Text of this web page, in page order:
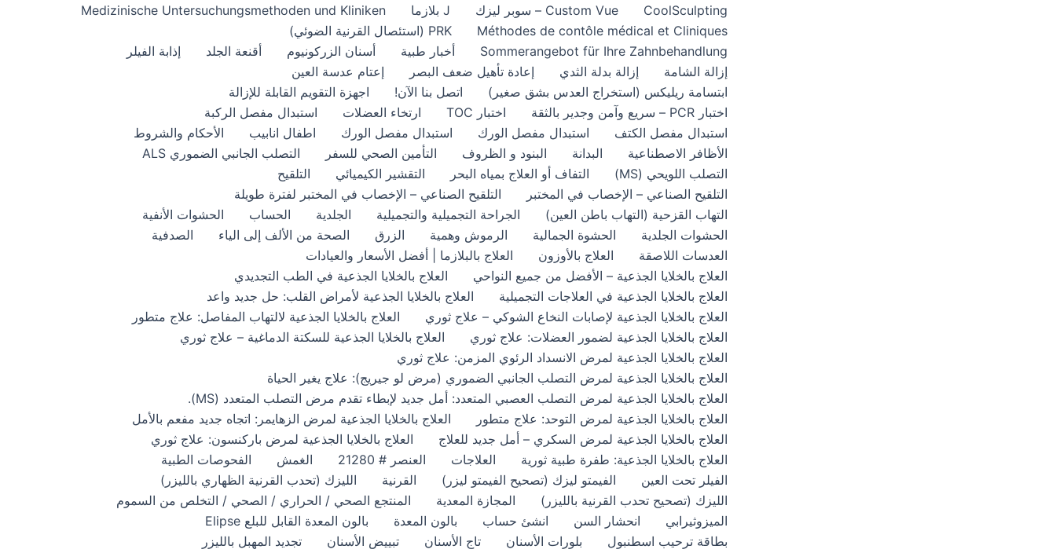
CoolSculpting Custom Vue – سوبر ليزك J بلازما
Medizinische Untersuchungsmethoden und Kliniken
Méthodes de contôle médical et Cliniques
PRK (استئصال القرنية الضوئي)
Sommerangebot für Ihre Zahnbehandlung
أخبار طبية أسنان الزركونيوم أقنعة الجلد
إذابة الفيلر
إزالة الشامة
إزالة بدلة الثدي إعادة تأهيل ضعف البصر
إعتام عدسة العين
ابتسامة ريليكس (استخراج العدس بشق صغير)
اتصل بنا الآن!
اجهزة التقويم القابلة للإزالة
اختبار PCR – سريع وآمن وجدير بالثقة
اختبار TOC ارتخاء العضلات
استبدال مفصل الركبة
استبدال مفصل الكتف
استبدال مفصل الورك استبدال مفصل الورك اطفال انابيب
الأحكام والشروط
الأظافر الاصطناعية
البدانة البنود و الظروف التأمين الصحي للسفر
التصلب الجانبي الضموري ALS
التصلب اللويحي (MS)
التفاف أو العلاج بمياه البحر التقشير الكيميائي
التلقيح
التلقيح الصناعي – الإخصاب في المختبر
التلقيح الصناعي – الإخصاب في المختبر لفترة طويلة
التهاب القزحية (التهاب باطن العين)
الجراحة التجميلية والتجميلية الجلدية الحساب
الحشوات الأنفية
الحشوات الجلدية
الحشوة الجمالية الرموش وهمية الزرق الصحة من الألف إلى الياء
الصدفية
العدسات اللاصقة
العلاج بالأوزون
العلاج بالبلازما | أفضل الأسعار والعيادات
العلاج بالخلايا الجذعية – الأفضل من جميع النواحي
العلاج بالخلايا الجذعية في الطب التجديدي
العلاج بالخلايا الجذعية في العلاجات التجميلية
العلاج بالخلايا الجذعية لأمراض القلب: حل جديد واعد
العلاج بالخلايا الجذعية لإصابات النخاع الشوكي – علاج ثوري
العلاج بالخلايا الجذعية لالتهاب المفاصل: علاج متطور
العلاج بالخلايا الجذعية لضمور العضلات: علاج ثوري
العلاج بالخلايا الجذعية للسكتة الدماغية – علاج ثوري
العلاج بالخلايا الجذعية لمرض الانسداد الرئوي المزمن: علاج ثوري
العلاج بالخلايا الجذعية لمرض التصلب الجانبي الضموري (مرض لو جيريج): علاج يغير الحياة
العلاج بالخلايا الجذعية لمرض التصلب العصبي المتعدد: أمل جديد لإبطاء تقدم مرض التصلب المتعدد (MS).
العلاج بالخلايا الجذعية لمرض التوحد: علاج متطور
العلاج بالخلايا الجذعية لمرض الزهايمر: اتجاه جديد مفعم بالأمل
العلاج بالخلايا الجذعية لمرض السكري – أمل جديد للعلاج
العلاج بالخلايا الجذعية لمرض باركنسون: علاج ثوري
العلاج بالخلايا الجذعية: طفرة طبية ثورية
العلاجات العنصر # 21280 الغمش
الفحوصات الطبية
الفيلر تحت العين
الفيمتو ليزك (تصحيح الفيمتو ليزر) القرنية
الليزك (تحدب القرنية الظهاري بالليزر)
الليزك (تصحيح تحدب القرنية بالليزر)
المجازة المعدية
المنتجع الصحي / الحراري / الصحي / التخلص من السموم
الميزوثيرابي
انحشار السن انشئ حساب بالون المعدة
بالون المعدة القابل للبلع Elipse
بطاقة ترحيب اسطنبول
بلورات الأسنان تاج الأسنان تبييض الأسنان
تجديد المهبل بالليزر